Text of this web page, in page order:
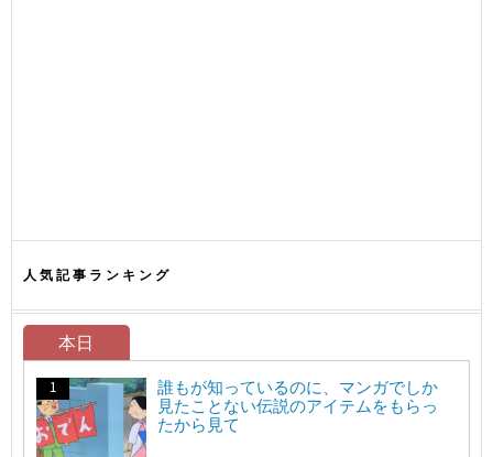
人気記事ランキング
本日
誰もが知っているのに、マンガでしか
見たことない伝説のアイテムをもらっ
たから見て